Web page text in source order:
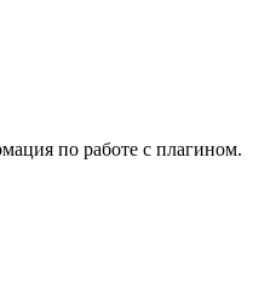
по работе с плагином.